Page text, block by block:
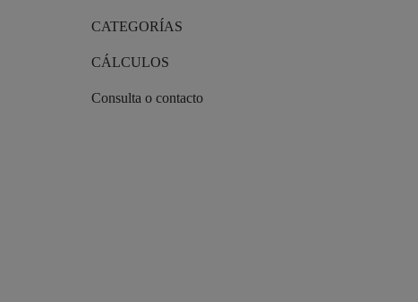
CATEGORÍAS
CÁLCULOS
Consulta o contacto